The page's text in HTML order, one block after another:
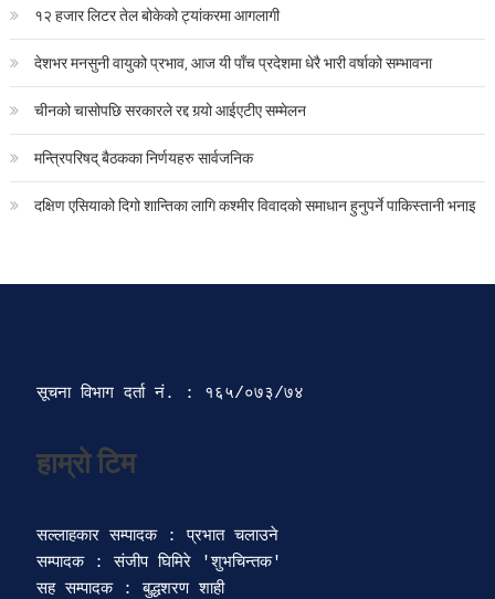
१२ हजार लिटर तेल बोकेको ट्यांकरमा आगलागी
देशभर मनसुनी वायुको प्रभाव, आज यी पाँच प्रदेशमा धेरै भारी वर्षाको सम्भावना
चीनको चासोपछि सरकारले रद्द गर्‍यो आईएटीए सम्मेलन
मन्त्रिपरिषद् बैठकका निर्णयहरु सार्वजनिक
दक्षिण एसियाको दिगो शान्तिका लागि कश्मीर विवादको समाधान हुनुपर्ने पाकिस्तानी भनाइ
सूचना विभाग दर्ता‍ नं. : १६५/०७३/७४
हाम्रो टिम
सल्लाहकार सम्पादक : प्रभात चलाउने
सम्पादक : संजीप घिमिरे 'शुभचिन्तक'
सह सम्पादक : बुद्धशरण शाही